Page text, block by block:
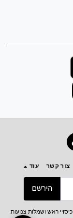
צור קשר עוד
הירשם